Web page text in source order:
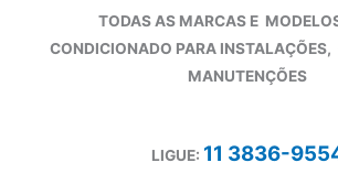
TODAS AS MARCAS E
CONDICIONADO PARA INSTALAÇÕES,
MANUTENÇÕES
LIGUE: 11 3836-